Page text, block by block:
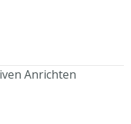
Anrichten